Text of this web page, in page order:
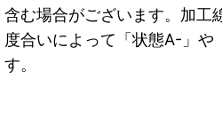
含む場合がございます。加工
度合いによって「状態A-」や
す。